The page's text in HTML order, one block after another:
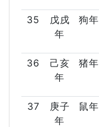
35
戊戌
年
狗年
36
己亥
年
猪年
37
庚子
年
鼠年